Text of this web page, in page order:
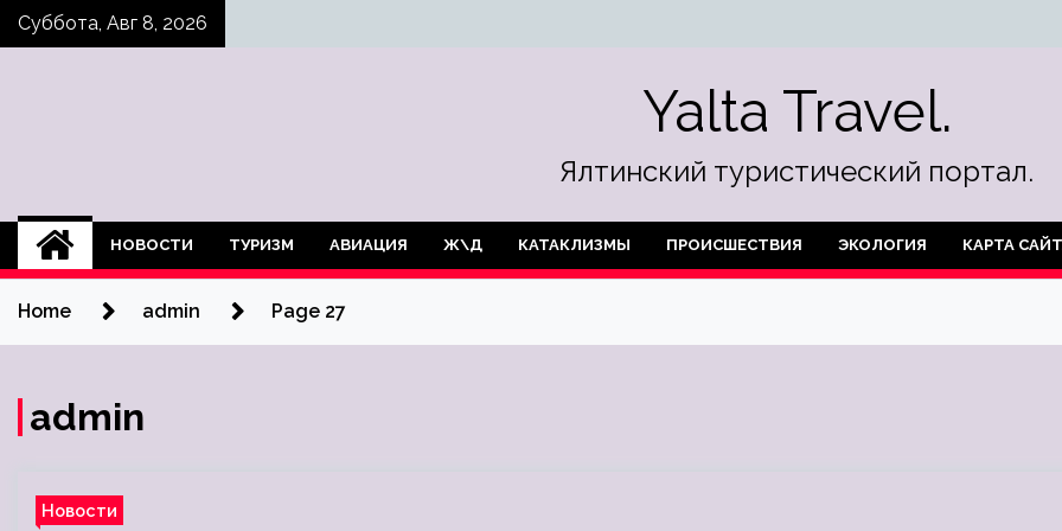
SkipСуббота, Авг 8, 2026
Yalta Travel.
Ялтинский туристический портал.
НОВОСТИ ТУРИЗМ АВИАЦИЯ Ж\Д КАТАКЛИЗМЫ ПРОИСШЕСТВИЯ ЭКОЛОГИЯ КАРТА
Home admin Page 27
admin
Новости